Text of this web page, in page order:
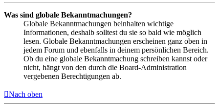
Was sind globale Bekanntmachungen?
Globale Bekanntmachungen beinhalten wichtige
Informationen, deshalb solltest du sie so bald wie möglich
lesen. Globale Bekanntmachungen erscheinen ganz oben in
jedem Forum und ebenfalls in deinem persönlichen Bereich.
Ob du eine globale Bekanntmachung schreiben kannst oder
nicht, hängt von den durch die Board-Administration
vergebenen Berechtigungen ab.
Nach oben